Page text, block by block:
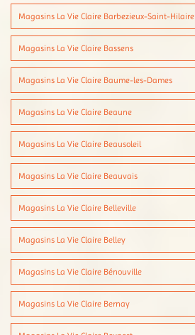
Magasins La Vie Claire Barbezieux-Saint-Hilaire
Magasins La Vie Claire Bassens
Magasins La Vie Claire Baume-les-Dames
Magasins La Vie Claire Beaune
Magasins La Vie Claire Beausoleil
Magasins La Vie Claire Beauvais
Magasins La Vie Claire Belleville
Magasins La Vie Claire Belley
Magasins La Vie Claire Bénouville
Magasins La Vie Claire Bernay